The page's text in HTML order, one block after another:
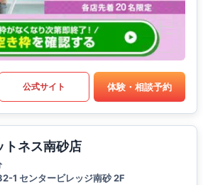
公式サイト 体験・相談予約
トネス南砂店
1 センタービレッジ南砂 2F